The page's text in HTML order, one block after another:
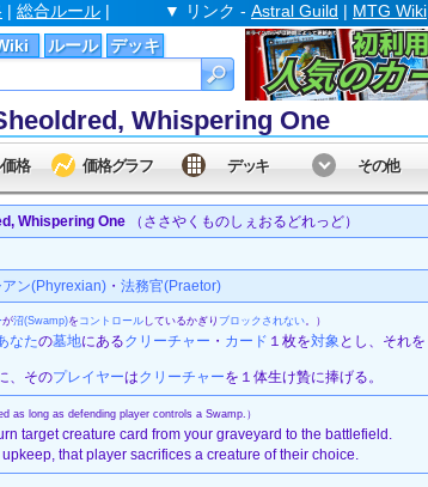
ルール デッキ
| 総合ルール | ▼ リンク - Astral Guild | MTG Wiki
Whispering One
格 価格グラフ デッキ その他
Whispering One （ささやくものしぇおるどれっど）
ン(Phyrexian) ・ 法務官(Praetor)
が沼(Swamp)を コントロール しているかぎり ブロックされない。）
なたの墓地にあるクリーチャー ・ カード １枚を対象 とし、それを
、そのプレイヤーはクリーチャーを１体生け贄に捧げる。
as long as defending player controls a Swamp.）
target creature card from your graveyard to the battlefield.
that player sacrifices a creature of their choice.